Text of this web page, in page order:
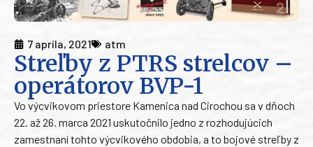
7 apríla, 2021 atm
Streľby z PTRS strelcov –
operátorov BVP-1
Vo výcvikovom priestore Kamenica nad Cirochou sa v dňoch
22. až 26. marca 2021 uskutočnilo jedno z rozhodujúcich
zamestnaní tohto výcvikového obdobia, a to bojové streľby z